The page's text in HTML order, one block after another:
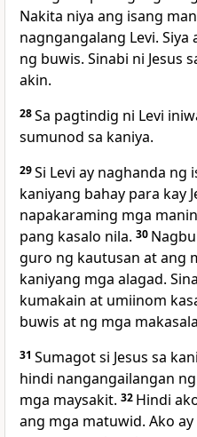
Nakita niya ang isang
nagngangalang Levi.
ng buwis. Sinabi ni Jesus
akin.
28Sa pagtindig ni Levi
sumunod sa kaniya.
29Si Levi ay naghanda ng
kaniyang bahay para kay
napakaraming mga
pang kasalo nila. 30
guro ng kautusan at ang
kaniyang mga alagad.
kumakain at umiinom
buwis at ng mga
31 Sumagot si Jesus sa
hindi nangangailangan
mga maysakit. 32 Hindi
ang mga matuwid. Ako